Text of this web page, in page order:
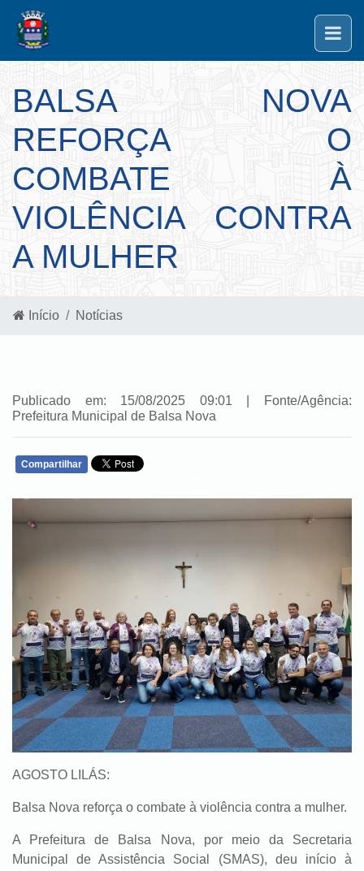
BALSA NOVA
REFORÇA O
COMBATE À
VIOLÊNCIA CONTRA
A MULHER
Início Notícias
Publicado em: 15/08/2025 09:01 | Fonte/Agência:
Prefeitura Municipal de Balsa Nova
Compartilhar
AGOSTO LILÁS:
Balsa Nova reforça o combate à violência contra a mulher.
A Prefeitura de Balsa Nova, por meio da Secretaria
Municipal de Assistência Social (SMAS), deu início à